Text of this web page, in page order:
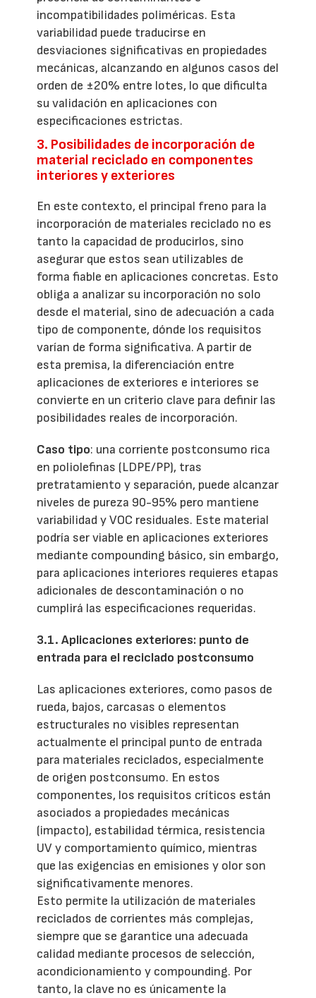
incompatibilidades poliméricas. Esta
variabilidad puede traducirse en
desviaciones significativas en propiedades
mecánicas, alcanzando en algunos casos del
orden de ±20% entre lotes, lo que dificulta
su validación en aplicaciones con
especificaciones estrictas.
3. Posibilidades de incorporación de
material reciclado en componentes
interiores y exteriores
En este contexto, el principal freno para la
incorporación de materiales reciclado no es
tanto la capacidad de producirlos, sino
asegurar que estos sean utilizables de
forma fiable en aplicaciones concretas. Esto
obliga a analizar su incorporación no solo
desde el material, sino de adecuación a cada
tipo de componente, dónde los requisitos
varían de forma significativa. A partir de
esta premisa, la diferenciación entre
aplicaciones de exteriores e interiores se
convierte en un criterio clave para definir las
posibilidades reales de incorporación.
Caso tipo: una corriente postconsumo rica
en poliolefinas (LDPE/PP), tras
pretratamiento y separación, puede alcanzar
niveles de pureza 90-95% pero mantiene
variabilidad y VOC residuales. Este material
podría ser viable en aplicaciones exteriores
mediante compounding básico, sin embargo,
para aplicaciones interiores requieres etapas
adicionales de descontaminación o no
cumplirá las especificaciones requeridas.
3.1. Aplicaciones exteriores: punto de
entrada para el reciclado postconsumo
Las aplicaciones exteriores, como pasos de
rueda, bajos, carcasas o elementos
estructurales no visibles representan
actualmente el principal punto de entrada
para materiales reciclados, especialmente
de origen postconsumo. En estos
componentes, los requisitos críticos están
asociados a propiedades mecánicas
(impacto), estabilidad térmica, resistencia
UV y comportamiento químico, mientras
que las exigencias en emisiones y olor son
significativamente menores.
Esto permite la utilización de materiales
reciclados de corrientes más complejas,
siempre que se garantice una adecuada
calidad mediante procesos de selección,
acondicionamiento y compounding. Por
tanto, la clave no es únicamente la